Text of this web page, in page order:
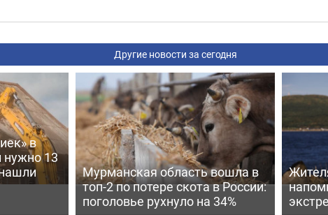
Другие новости за сегодня
в
нужно 13
Мурманская область вошла в
топ-2 по потере скота в России:
поголовье рухнуло на 34%